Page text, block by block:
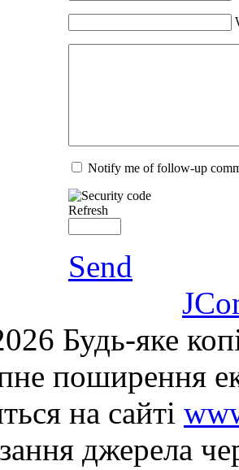
Notify me of follow-up
Refresh
Send
Будь-яке
поширення
на сайті
джерела